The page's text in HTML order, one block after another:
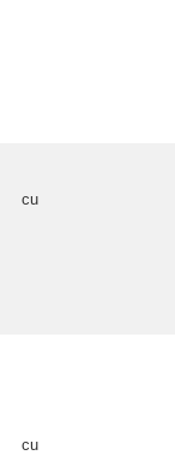
cu
cu